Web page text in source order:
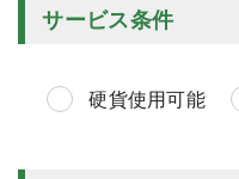
サービス条件
硬貨使用可能